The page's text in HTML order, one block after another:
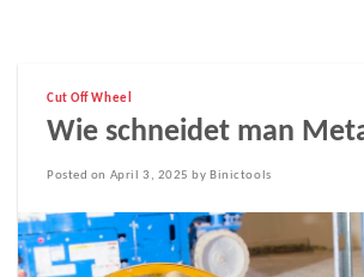
Cut Off Wheel
Wie schneidet man
Posted on April 3, 2025 by Binictools